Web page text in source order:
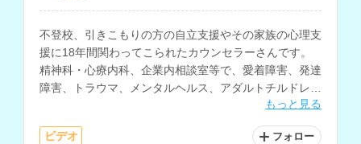
不登校、引きこもりの方の自立支援やその家族の心理支
援に18年間関わってこられたカウンセラーさんです。
精神科・心療内科、企業内相談室等で、愛着障害、発達
障害、トラウマ、メンタルヘルス、アダルトチルドレ
ン、子育て、夫婦・家族関係、就労・転職、キャリアな
ど、のべ１万件以上の相談に対応されています。
もっと見る
ビデオ フォロー